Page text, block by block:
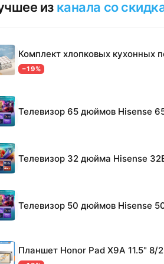
из канала со
−19%
Телевизор 65 дюймов Hisense
Телевизор 32 дюйма Hisense
Телевизор 50 дюймов Hisense
Планшет Honor Pad X9A 11.5" 8/